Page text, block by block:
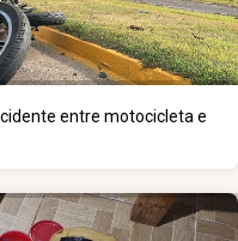
entre motocicleta e